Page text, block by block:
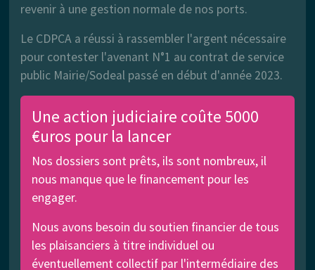
revenir à une gestion normale de nos ports.
Le CDPCA a réussi à rassembler l'argent nécessaire
pour contester l'avenant N°1 au contrat de service
public Mairie/Sodeal passé en début d'année 2023.
Une action judiciaire coûte 5000
€uros pour la lancer
Nos dossiers sont prêts, ils sont nombreux, il
nous manque que le financement pour les
engager.
Nous avons besoin du soutien financier de tous
les plaisanciers à titre individuel ou
éventuellement collectif par l'intermédiaire des